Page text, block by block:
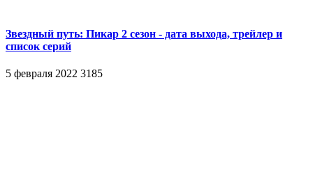
Звездный путь: Пикар 2 сезон - дата выхода, трейлер и
список серий
5 февраля 2022 3185